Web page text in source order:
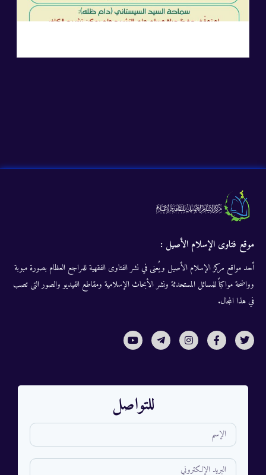
موقع فتاوى الإسلام الأصيل :
أحد مواقع مركز الإسلام الأصيل ويُعنى في نشر الفتاوى الفقهية للمراجع العظام بصورة مبوبة
وواضحة مواكباً للمسائل المستحدثة ونشر الأبحاث الإسلامية ومقاطع الفيديو والصور التى تصب
في هذا المجال.
للتواصل